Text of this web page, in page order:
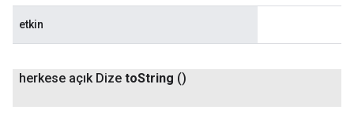
etkin
herkese açık Dize toString ()